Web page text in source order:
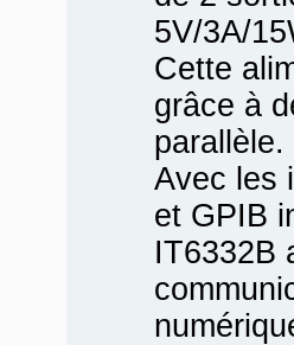
5V/3A/
Cette
grâce à
parallèle.
Avec les
et GPIB
IT6332B